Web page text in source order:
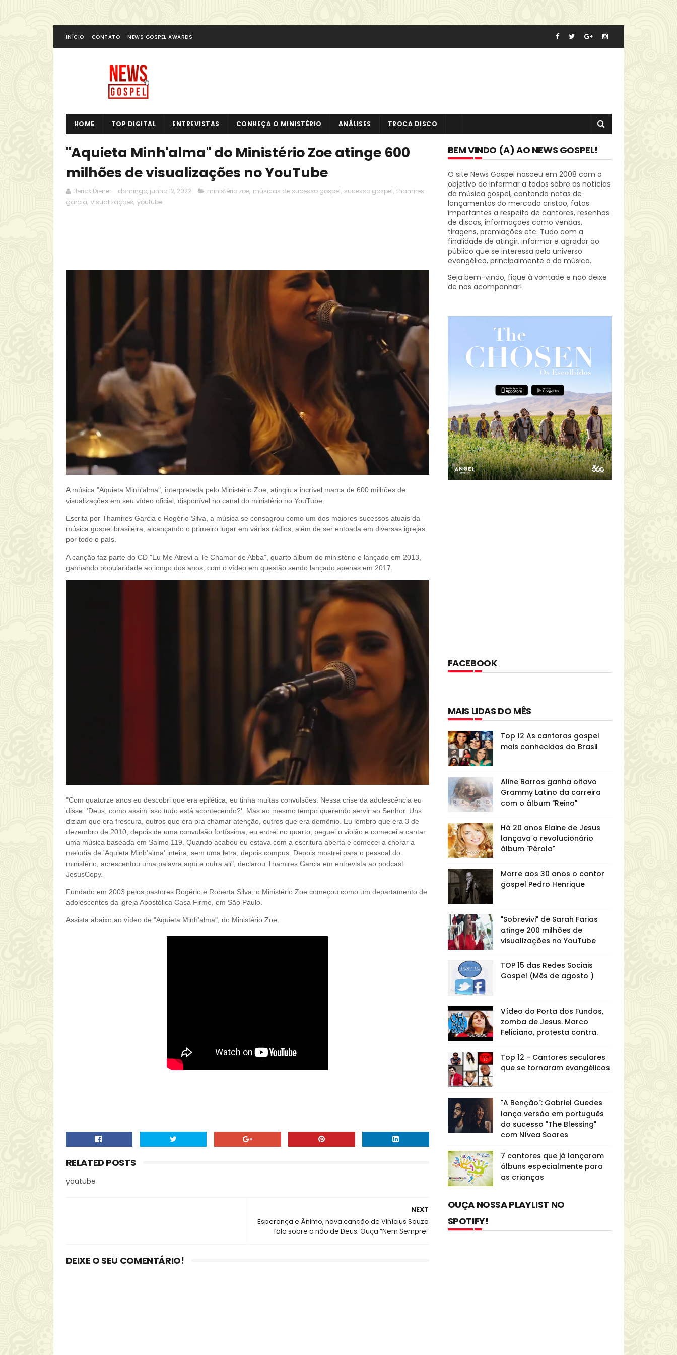
INÍCIO CONTATO NEWS GOSPEL AWARDS
HOME TOP DIGITAL ENTREVISTAS CONHEÇA O MINISTÉRIO ANÁLISES TROCA DISCO
"Aquieta Minh'alma" do Ministério Zoe atinge 600
milhões de visualizações no YouTube
Herick Diener domingo, junho 12, 2022 ministério zoe, músicas de sucesso gospel, sucesso gospel, thamires
garcia, visualizações, youtube
A música "Aquieta Minh'alma", interpretada pelo Ministério Zoe, atingiu a incrível marca de 600 milhões de
visualizações em seu vídeo oficial, disponível no canal do ministério no YouTube.
Escrita por Thamires Garcia e Rogério Silva , a música se consagrou como um dos maiores sucessos atuais da
música gospel brasileira, alcançando o primeiro lugar em várias rádios, além de ser entoada em diversas igrejas
por todo o país.
A canção faz parte do CD "Eu Me Atrevi a Te Chamar de Abba", quarto álbum do ministério e lançado em 2013,
ganhando popularidade ao longo dos anos, com o vídeo em questão sendo lançado apenas em 2017.
"Com quatorze anos eu descobri que era epilética, eu tinha muitas convulsões. Nessa crise da adolescência eu
disse: 'Deus, como assim isso tudo está acontecendo?'. Mas ao mesmo tempo querendo servir ao Senhor. Uns
diziam que era frescura, outros que era pra chamar atenção, outros que era demônio. Eu lembro que era 3 de
dezembro de 2010, depois de uma convulsão fortíssima, eu entrei no quarto, peguei o violão e comecei a cantar
uma música baseada em Salmo 119. Quando acabou eu estava com a escritura aberta e comecei a chorar a
melodia de 'Aquieta Minh'alma' inteira, sem uma letra, depois compus. Depois mostrei para o pessoal do
ministério, acrescentou uma palavra aqui e outra ali", declarou Thamires Garcia em entrevista ao podcast
JesusCopy.
Fundado em 2003 pelos pastores Rogério e Roberta Silva, o Ministério Zoe começou como um departamento de
adolescentes da igreja Apostólica Casa Firme, em São Paulo.
Assista abaixo ao vídeo de "Aquieta Minh'alma", do Ministério Zoe
RELATED POSTS
youtube
NEXT
Esperança e Ânimo, nova canção de Vinícius Souza
fala sobre o não de Deus; Ouça “Nem Sempre”
DEIXE O SEU COMENTÁRIO!
BEM VINDO (A) AO NEWS GOSPEL!
O site News Gospel nasceu em 2008 com o
objetivo de informar a todos sobre as notícias
da música gospel, contendo notas de
lançamentos do mercado cristão, fatos
importantes a respeito de cantores, resenhas
de discos, informações como vendas,
tiragens, premiações etc. Tudo com a
finalidade de atingir, informar e agradar ao
público que se interessa pelo universo
evangélico, principalmente o da música.
Seja bem-vindo, fique à vontade e não deixe
de nos acompanhar!
FACEBOOK
MAIS LIDAS DO MÊS
Top 12 As cantoras gospel
mais conhecidas do Brasil
Aline Barros ganha oitavo
Grammy Latino da carreira
com o álbum "Reino"
Há 20 anos Elaine de Jesus
lançava o revolucionário
álbum "Pérola"
Morre aos 30 anos o cantor
gospel Pedro Henrique
"Sobrevivi" de Sarah Farias
atinge 200 milhões de
visualizações no YouTube
TOP 15 das Redes Sociais
Gospel (Mês de agosto )
Vídeo do Porta dos Fundos,
zomba de Jesus. Marco
Feliciano, protesta contra.
Top 12 - Cantores seculares
que se tornaram evangélicos
"A Benção": Gabriel Guedes
lança versão em português
do sucesso "The Blessing"
com Nívea Soares
7 cantores que já lançaram
álbuns especialmente para
as crianças
OUÇA NOSSA PLAYLIST NO
SPOTIFY!